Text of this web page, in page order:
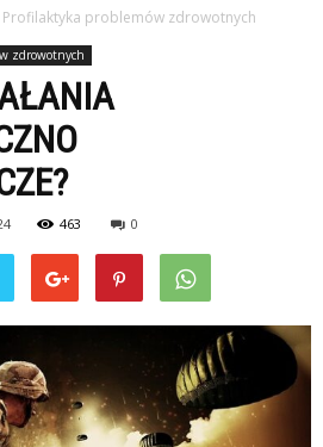
Profilaktyka problemów zdrowotnych
zdrowotnych
463 0